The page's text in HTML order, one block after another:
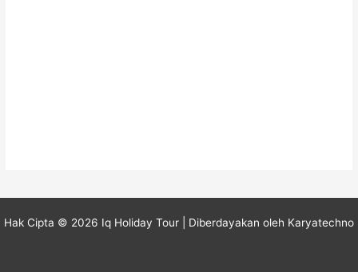
Hak Cipta © 2026 Iq Holiday Tour | Diberdayakan oleh Karyatechno